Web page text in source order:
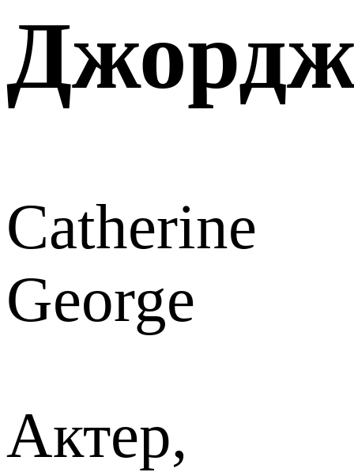
Catherine
George
Актер,